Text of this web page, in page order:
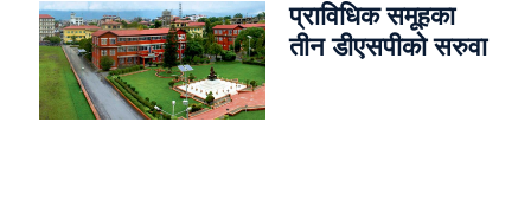
प्राविधिक समूहका
तीन डीएसपीको सरुवा